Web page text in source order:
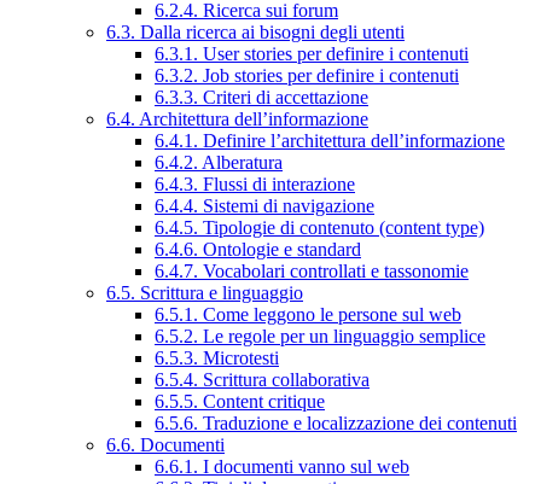
6.2.4. Ricerca sui forum
6.3. Dalla ricerca ai bisogni degli utenti
6.3.1. User stories per definire i contenuti
6.3.2. Job stories per definire i contenuti
6.3.3. Criteri di accettazione
6.4. Architettura dell’informazione
6.4.1. Definire l’architettura dell’informazione
6.4.2. Alberatura
6.4.3. Flussi di interazione
6.4.4. Sistemi di navigazione
6.4.5. Tipologie di contenuto (content type)
6.4.6. Ontologie e standard
6.4.7. Vocabolari controllati e tassonomie
6.5. Scrittura e linguaggio
6.5.1. Come leggono le persone sul web
6.5.2. Le regole per un linguaggio semplice
6.5.3. Microtesti
6.5.4. Scrittura collaborativa
6.5.5. Content critique
6.5.6. Traduzione e localizzazione dei contenuti
6.6. Documenti
6.6.1. I documenti vanno sul web